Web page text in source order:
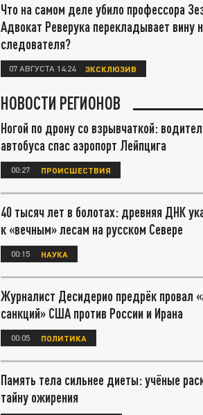
Что на самом деле убило профессора
Адвокат Реверука перекладывает вину
следователя?
07 АВГУСТА 14:24 ЭКСКЛЮЗИВ
НОВОСТИ РЕГИОНОВ
Ногой по дрону со взрывчаткой:
автобуса спас аэропорт Лейпцига
00:27 ПРОИСШЕСТВИЯ
40 тысяч лет в болотах: древняя ДНК
к «вечным» лесам на русском Севере
00:15 НАУКА
Журналист Десидерио предрёк провал
санкций» США против России и Ирана
00:05 ПОЛИТИКА
Память тела сильнее диеты: учёные
тайну ожирения